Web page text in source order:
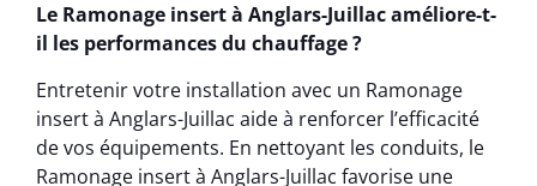
Le Ramonage insert à Anglars-Juillac améliore-t-
il les performances du chauffage ?
Entretenir votre installation avec un Ramonage
insert à Anglars-Juillac aide à renforcer l’efficacité
de vos équipements. En nettoyant les conduits, le
Ramonage insert à Anglars-Juillac favorise une